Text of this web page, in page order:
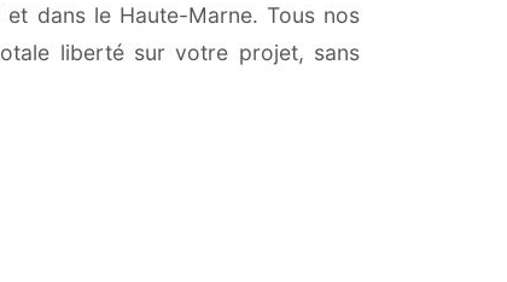
dans le Haute-Marne. Tous nos
liberté sur votre projet, sans